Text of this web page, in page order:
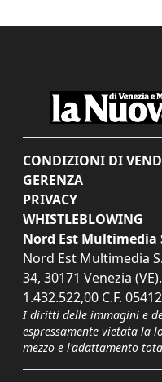
CONDIZIONI DI
GERENZA
PRIVACY
WHISTLEBLOWING
Nord Est Multimedia
Nord Est Multimedia
34, 30171 Venezia
1.432.522,00 C.F.
I diritti delle immagini e
espressamente vietata la
mezzo e l'adattamento